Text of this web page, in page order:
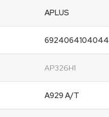
APLUS
6924064104044
AP326H1
A929 A/T